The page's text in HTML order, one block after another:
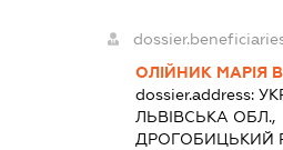
ОЛІЙНИК МАРІЯ
dossier.address:
ЛЬВІВСЬКА ОБЛ.,
ДРОГОБИЦЬКИЙ